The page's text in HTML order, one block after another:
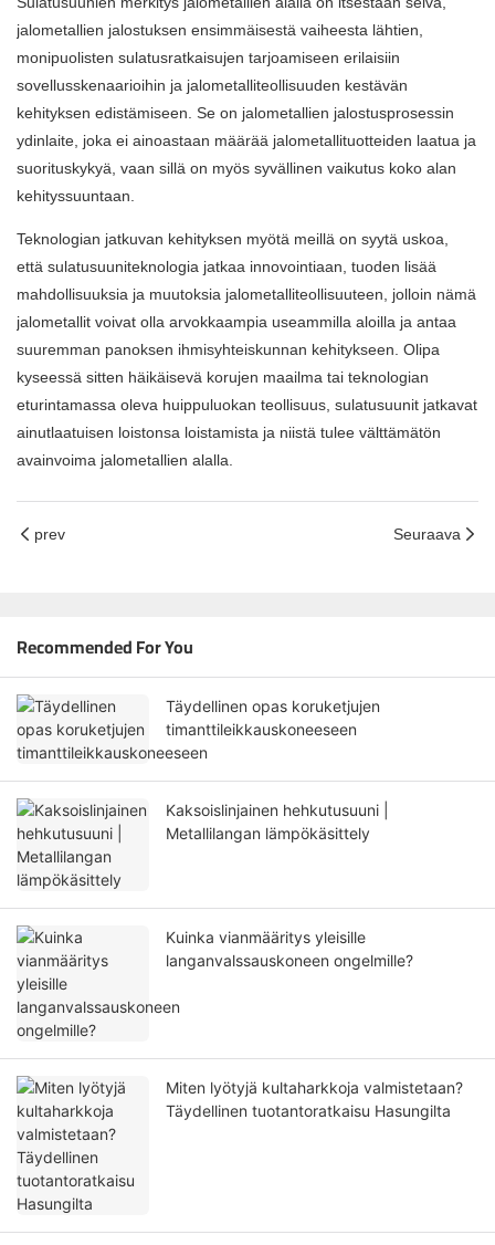
jalometallien jalostuksen ensimmäisestä vaiheesta lähtien,
monipuolisten sulatusratkaisujen tarjoamiseen erilaisiin
sovellusskenaarioihin ja jalometalliteollisuuden kestävän
kehityksen edistämiseen. Se on jalometallien jalostusprosessin
ydinlaite, joka ei ainoastaan ​​määrää jalometallituotteiden laatua ja
suorituskykyä, vaan sillä on myös syvällinen vaikutus koko alan
kehityssuuntaan.
Teknologian jatkuvan kehityksen myötä meillä on syytä uskoa,
että sulatusuuniteknologia jatkaa innovointiaan, tuoden lisää
mahdollisuuksia ja muutoksia jalometalliteollisuuteen, jolloin nämä
jalometallit voivat olla arvokkaampia useammilla aloilla ja antaa
suuremman panoksen ihmisyhteiskunnan kehitykseen. Olipa
kyseessä sitten häikäisevä korujen maailma tai teknologian
eturintamassa oleva huippuluokan teollisuus, sulatusuunit jatkavat
ainutlaatuisen loistonsa loistamista ja niistä tulee välttämätön
avainvoima jalometallien alalla.
prev Seuraava
Recommended For You
Täydellinen opas koruketjujen
timanttileikkauskoneeseen
Kaksoislinjainen hehkutusuuni |
Metallilangan lämpökäsittely
Kuinka vianmääritys yleisille
langanvalssauskoneen ongelmille?
Miten lyötyjä kultaharkkoja valmistetaan?
Täydellinen tuotantoratkaisu Hasungilta